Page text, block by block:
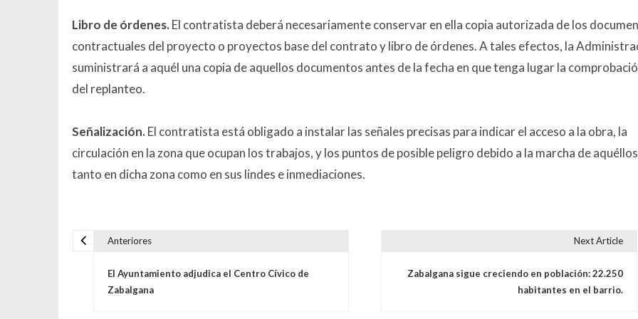
Libro de órdenes.El contratista deberá necesariamente conservar en ella copia autorizada de los
contractuales del proyecto o proyectos base del contrato y libro de órdenes. A tales efectos, la
suministrará a aquél una copia de aquellos documentos antes de la fecha en que tenga lugar la
del replanteo.
Señalización.El contratista está obligado a instalar las señales precisas para indicar el acceso a la obra, la
circulación en la zona que ocupan los trabajos, y los puntos de posible peligro debido a la marcha de
tanto en dicha zona como en sus lindes e inmediaciones.
Anteriores
El Ayuntamiento adjudica el Centro Cívico de
Zabalgana
Next Article
Zabalgana sigue creciendo en población: 22.250
habitantes en el barrio.